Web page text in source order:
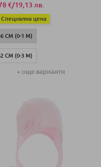
€/19,13 лв.
Специална цена
СМ (0-1 М)
СМ (0-3 М)
68 СМ (3-6 М)
+ още варианти